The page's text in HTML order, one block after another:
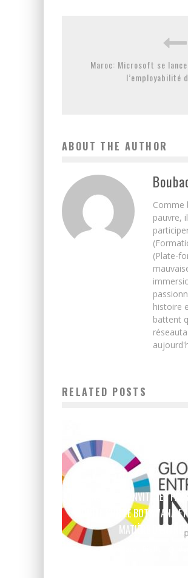
Maroc: Microsoft se
l’employabilité
ABOUT THE AUTHOR
Comme
pauvre,
(Plate-
histoire
battent
RELATED POSTS
GEDI INSTITUTE INVITE LES
MODÈLE SUR LE BOTSWANA
MATIÈRE
Boubacar Diallo